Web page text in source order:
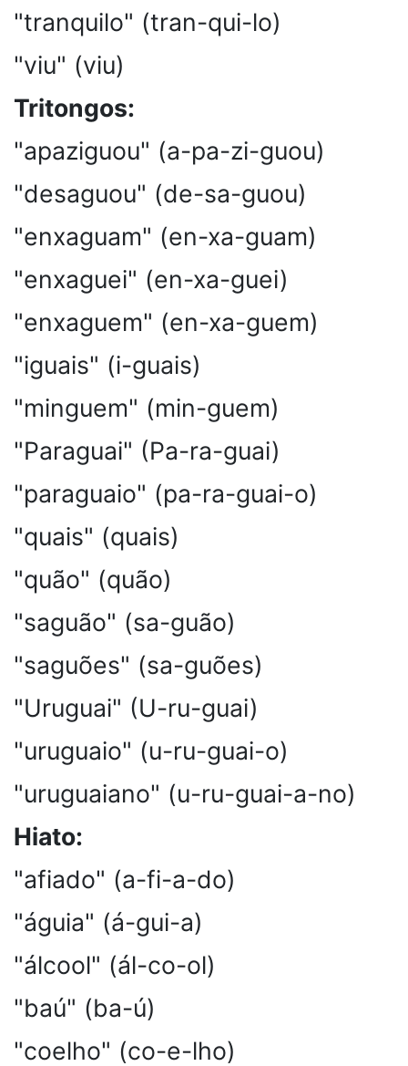
"tranquilo" (tran-qui-lo)
"viu" (viu)
Tritongos:
"apaziguou" (a-pa-zi-guou)
"desaguou" (de-sa-guou)
"enxaguam" (en-xa-guam)
"enxaguei" (en-xa-guei)
"enxaguem" (en-xa-guem)
"iguais" (i-guais)
"minguem" (min-guem)
"Paraguai" (Pa-ra-guai)
"paraguaio" (pa-ra-guai-o)
"quais" (quais)
"quão" (quão)
"saguão" (sa-guão)
"saguões" (sa-guões)
"Uruguai" (U-ru-guai)
"uruguaio" (u-ru-guai-o)
"uruguaiano" (u-ru-guai-a-no)
Hiato:
"afiado" (a-fi-a-do)
"águia" (á-gui-a)
"álcool" (ál-co-ol)
"baú" (ba-ú)
"coelho" (co-e-lho)